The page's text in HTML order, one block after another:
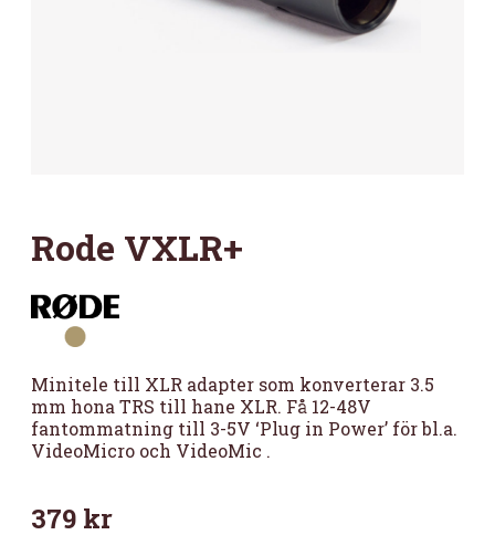
Rode VXLR+
Minitele till XLR adapter som konverterar 3.5
mm hona TRS till hane XLR. Få 12-48V
fantommatning till 3-5V ‘Plug in Power’ för bl.a.
VideoMicro och VideoMic .
379 kr